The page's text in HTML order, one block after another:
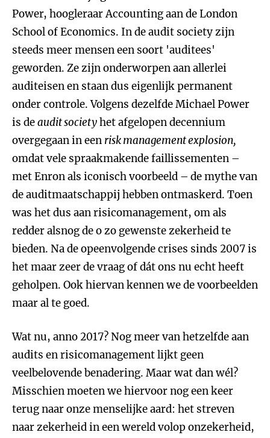
Power, hoogleraar Accounting aan de London
School of Economics. In de audit society zijn
steeds meer mensen een soort 'auditees'
geworden. Ze zijn onderworpen aan allerlei
auditeisen en staan dus eigenlijk permanent
onder controle. Volgens dezelfde Michael Power
is deaudit societyhet afgelopen decennium
overgegaan in een risk management explosion,
omdat vele spraakmakende faillissementen –
met Enron als iconisch voorbeeld – de mythe van
de auditmaatschappij hebben ontmaskerd. Toen
was het dus aan risicomanagement, om als
redder alsnog de o zo gewenste zekerheid te
bieden. Na de opeenvolgende crises sinds 2007 is
het maar zeer de vraag of dát ons nu echt heeft
geholpen. Ook hiervan kennen we de voorbeelden
maar al te goed.
Wat nu, anno 2017? Nog meer van hetzelfde aan
audits en risicomanagement lijkt geen
veelbelovende benadering. Maar wat dan wél?
Misschien moeten we hiervoor nog een keer
terug naar onze menselijke aard: het streven
naar zekerheid in een wereld volop onzekerheid,